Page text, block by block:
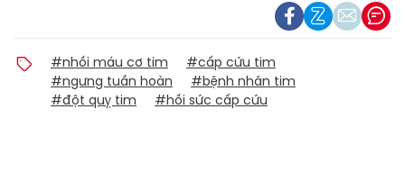
#nhồi máu cơ tim
#cấp cứu tim
#ngưng tuần hoàn
#bệnh nhân tim
#đột quỵ tim
#hồi sức cấp cứu